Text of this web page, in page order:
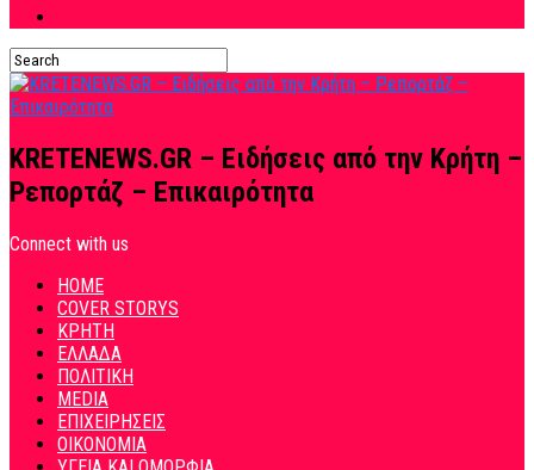
KRETENEWS.GR – Ειδήσεις από την Κρήτη –
Ρεπορτάζ – Επικαιρότητα
Connect with us
HOME
COVER STORYS
ΚΡΗΤΗ
ΕΛΛΑΔΑ
ΠΟΛΙΤΙΚΗ
MEDIA
ΕΠΙΧΕΙΡΗΣΕΙΣ
ΟΙΚΟΝΟΜΙΑ